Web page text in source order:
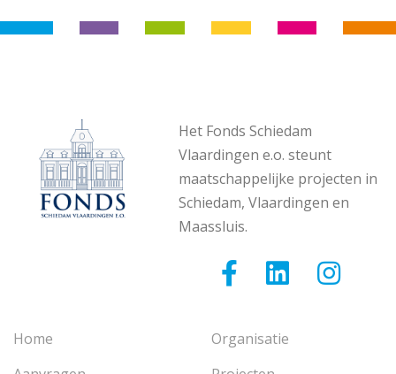
Het Fonds Schiedam
Vlaardingen e.o. steunt
maatschappelijke projecten in
Schiedam, Vlaardingen en
Maassluis.
Home
Organisatie